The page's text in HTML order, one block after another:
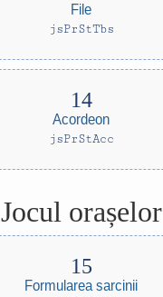
File
jsPrStTbs
Acordeon
jsPrStAcc
Jocul orașelor
Formularea sarcinii